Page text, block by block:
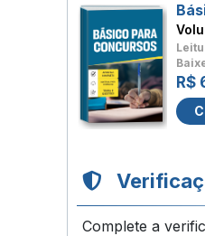
R$
Complete a